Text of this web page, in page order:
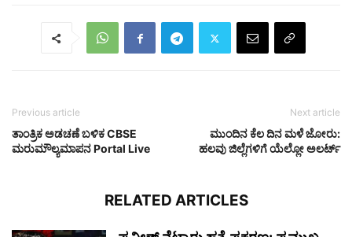
Previous article
ತಾಂತ್ರಿಕ ಅಡಚಣೆ ಬಳಿಕ CBSE
ಮರುಮೌಲ್ಯಮಾಪನ Portal Live
Next article
ಮುಂದಿನ ಕೆಲ ದಿನ ಮಳೆ ಜೋರು:
ಹಲವು ಜಿಲ್ಲೆಗಳಿಗೆ ಯೆಲ್ಲೋ ಅಲರ್ಟ್
RELATED ARTICLES